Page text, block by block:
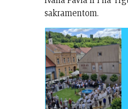
sakramentom.